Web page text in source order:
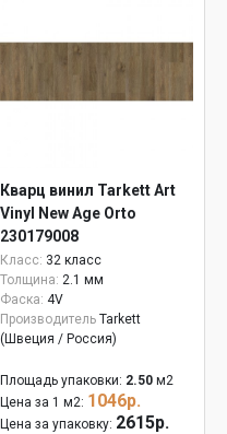
Кварц винил Tarkett Art
Vinyl New Age Orto
230179008
Класс: 32 класс
Толщина: 2.1 мм
Фаска: 4V
Производитель Tarkett
(Швеция / Россия)
Площадь упаковки: 2.50 м2
Цена за 1 м2: 1046р.
Цена за упаковку: 2615р.